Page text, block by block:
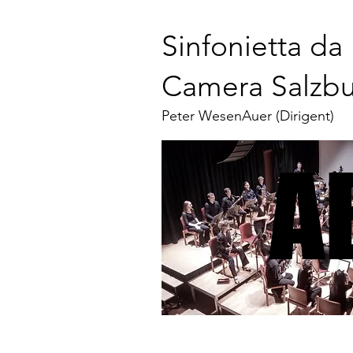
Sinfonietta da
Camera
Peter WesenAuer (Dirigent)